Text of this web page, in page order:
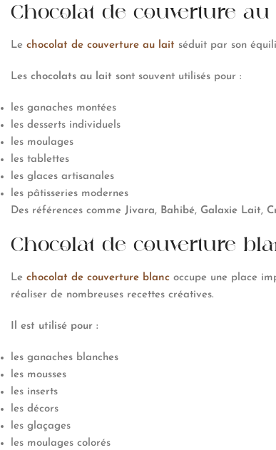
Chocolat de couverture
Le chocolat de couverture au lait séduit par son
Les chocolats au lait sont souvent utilisés pour :
les ganaches montées
les desserts individuels
les moulages
les tablettes
les glaces artisanales
les pâtisseries modernes
Des références comme Jivara, Bahibé, Galaxie Lait,
Chocolat de couverture
Le chocolat de couverture blanc occupe une place
réaliser de nombreuses recettes créatives.
Il est utilisé pour :
les ganaches blanches
les mousses
les inserts
les décors
les glaçages
les moulages colorés